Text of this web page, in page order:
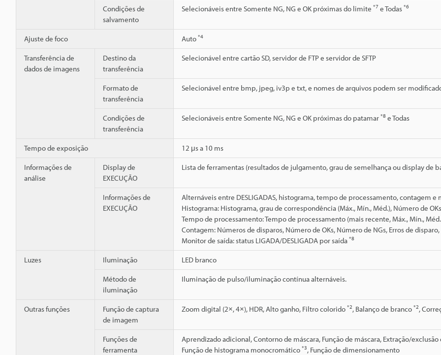
Condições de
salvamento
Selecionáveis entre Somente NG, NG e OK próximas do limite *7 e Todas *6
Ajuste de foco Auto *4
Transferência de
dados de imagens
Destino da
transferência
Selecionável entre cartão SD, servidor de FTP e servidor de SFTP
Formato de
transferência
Selecionável entre bmp, jpeg, iv3p e txt, e nomes de arquivos podem ser
Condições de
transferência
Selecionáveis entre Somente NG, NG e OK próximas do patamar *8 e Todas
Tempo de exposição 12 μs a 10 ms
Informações de
análise
Display de
EXECUÇÃO
Lista de ferramentas (resultados de julgamento, grau de semelhança ou display de
Informações de
EXECUÇÃO
Alternáveis entre DESLIGADAS, histograma, tempo de processamento, contagem e
Histograma: Histograma, grau de correspondência (Máx., Mín., Méd.), Número de
Tempo de processamento: Tempo de processamento (mais recente, Máx., Mín.,
Contagem: Números de disparos, Número de OKs, Número de NGs, Erros de
Monitor de saída: status LIGADA/DESLIGADA por saída *8
Luzes Iluminação LED branco
Método de
iluminação
Iluminação de pulso/iluminação contínua alternáveis.
Outras funções
Função de captura
de imagem
Zoom digital (2×, 4×), HDR, Alto ganho, Filtro colorido *2, Balanço de branco *2,
Funções de
ferramenta
Aprendizado adicional, Contorno de máscara, Função de máscara, Extração/
Função de histograma monocromático *3, Função de dimensionamento